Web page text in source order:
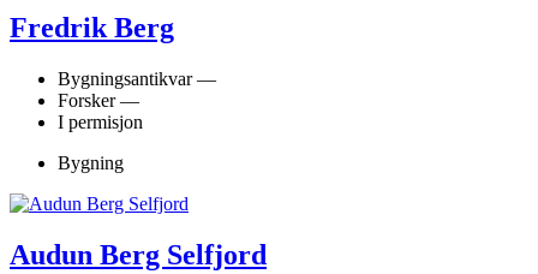
Fredrik Berg
Bygningsantikvar —
Forsker —
I permisjon
Bygning
Audun Berg Selfjord